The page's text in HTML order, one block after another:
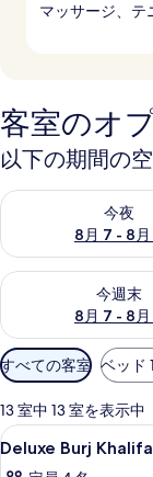
マッサージ、テ
客室のオ
以下の期間の
今夜
8月 7 - 8
今夜 8月 7 - 8月 8
今週末
8月 7 - 8
今週末 8月 7 - 8月
利
用
可
能
な
すべての客室 ベッド
13 室中 13 室を表示中
Deluxe
Burj
5
Deluxe Burj